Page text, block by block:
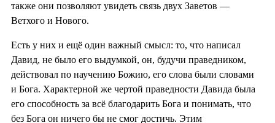
также они позволяют увидеть связь двух Заветов —
Ветхого и Нового.
Есть у них и ещё один важный смысл: то, что написал
Давид, не было его выдумкой, он, будучи праведником,
действовал по научению Божию, его слова были словами
и Бога. Характерной же чертой праведности Давида была
его способность за всё благодарить Бога и понимать, что
без Бога он ничего бы не смог достичь. Этим